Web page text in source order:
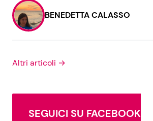
BENEDETTA CALASSO
Altri articoli →
SEGUICI SU FACEBOOK